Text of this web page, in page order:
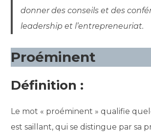
donner des conseils et des
leadership et l’entrepreneuriat.
Proéminent
Définition :
Le mot « proéminent » qualifie
est saillant, qui se distingue par sa